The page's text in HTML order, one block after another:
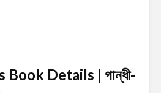
Details | গান্ধী-